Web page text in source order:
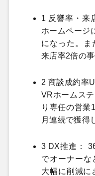
1 反響率・来
ホームページ
になった。ま
来店率2倍の事
2 商談成約率
VRホームス
り専任の営業
月連続で獲得
3 DX推進：
でオーナーな
大幅に削減に